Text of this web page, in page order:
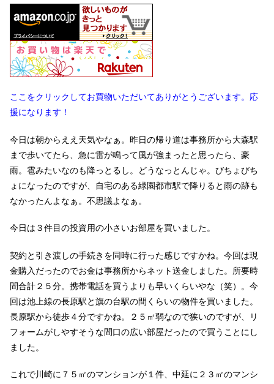
ここをクリックしてお買物いただいてありがとうございます。応
援になります！
今日は朝からええ天気やなぁ。昨日の帰り道は事務所から大森駅
まで歩いてたら、急に雷が鳴って風が強まったと思ったら、豪
雨。雹みたいなのも降っとるし。どうなっとんじゃ。びちょびち
ょになったのですが、自宅のある緑園都市駅で降りると雨の跡も
なかったんよなぁ。不思議よなぁ。
今日は３件目の投資用の小さいお部屋を買いました。
契約と引き渡しの手続きを同時に行った感じですかね。今回は現
金購入だったのでお金は事務所からネット送金しました。所要時
間合計２５分。携帯電話を買うよりも早いくらいやな（笑）。今
回は池上線の長原駅と旗の台駅の間くらいの物件を買いました。
長原駅から徒歩４分ですかね。２５㎡弱なので狭いのですが、リ
フォームがしやすそうな間口の広い部屋だったので買うことにし
ました。
これで川崎に７５㎡のマンションが１件、中延に２３㎡のマンシ